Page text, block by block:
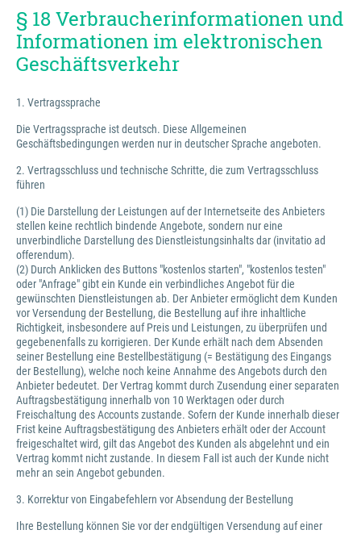
§ 18 Verbraucherinformationen und
Informationen im elektronischen
Geschäftsverkehr
1. Vertragssprache
Die Vertragssprache ist deutsch. Diese Allgemeinen
Geschäftsbedingungen werden nur in deutscher Sprache angeboten.
2. Vertragsschluss und technische Schritte, die zum Vertragsschluss
führen
(1) Die Darstellung der Leistungen auf der Internetseite des Anbieters
stellen keine rechtlich bindende Angebote, sondern nur eine
unverbindliche Darstellung des Dienstleistungsinhalts dar (invitatio ad
offerendum).
(2) Durch Anklicken des Buttons "kostenlos starten", "kostenlos testen"
oder "Anfrage" gibt ein Kunde ein verbindliches Angebot für die
gewünschten Dienstleistungen ab. Der Anbieter ermöglicht dem Kunden
vor Versendung der Bestellung, die Bestellung auf ihre inhaltliche
Richtigkeit, insbesondere auf Preis und Leistungen, zu überprüfen und
gegebenenfalls zu korrigieren. Der Kunde erhält nach dem Absenden
seiner Bestellung eine Bestellbestätigung (= Bestätigung des Eingangs
der Bestellung), welche noch keine Annahme des Angebots durch den
Anbieter bedeutet. Der Vertrag kommt durch Zusendung einer separaten
Auftragsbestätigung innerhalb von 10 Werktagen oder durch
Freischaltung des Accounts zustande. Sofern der Kunde innerhalb dieser
Frist keine Auftragsbestätigung des Anbieters erhält oder der Account
freigeschaltet wird, gilt das Angebot des Kunden als abgelehnt und ein
Vertrag kommt nicht zustande. In diesem Fall ist auch der Kunde nicht
mehr an sein Angebot gebunden.
3. Korrektur von Eingabefehlern vor Absendung der Bestellung
Ihre Bestellung können Sie vor der endgültigen Versendung auf einer